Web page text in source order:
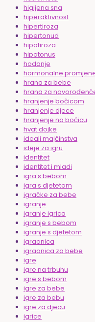
higijena sna
hiperaktivnost
hipertiroza
hipertonud
hipotiroza
hipotonus
hodanje
hormonalne
hrana za bebe
hrana za
hranjenje bočicom
hranjenje djece
hranjenje na bočicu
hvat dojke
ideali majčinstva
ideje za igru
identitet
identitet i mladi
igra s bebom
igra s djetetom
igračke za bebe
igranje
igranje igrica
igranje s bebom
igranje s djetetom
igraonica
igraonica za bebe
igre
igre na trbuhu
igre s bebom
igre za bebe
igre za bebu
igre za djecu
igrice